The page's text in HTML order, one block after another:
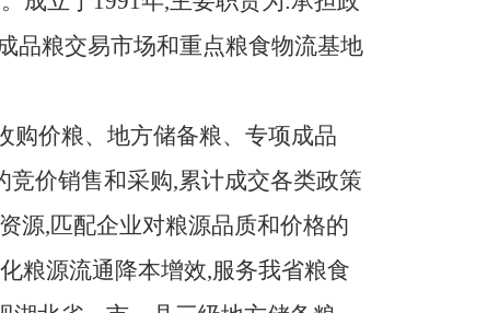
品粮交易市场和重点粮食物流基地
购价粮、地方储备粮、专项成品
价销售和采购,累计成交各类政策
源,匹配企业对粮源品质和价格的
粮源流通降本增效,服务我省粮食